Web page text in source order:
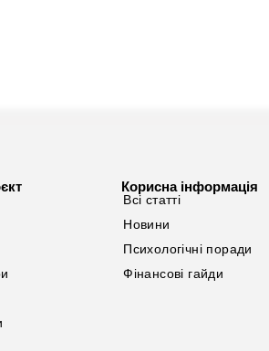
Корисна інформація
Всі статті
Новини
Психологічні поради
Фінансові гайди